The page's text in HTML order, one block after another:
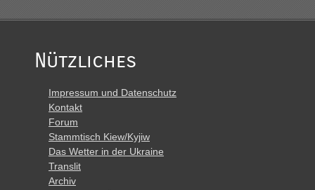
Nützliches
Impressum und Datenschutz
Kontakt
Forum
Stammtisch Kiew/Kyjiw
Das Wetter in der Ukraine
Translit
Archiv